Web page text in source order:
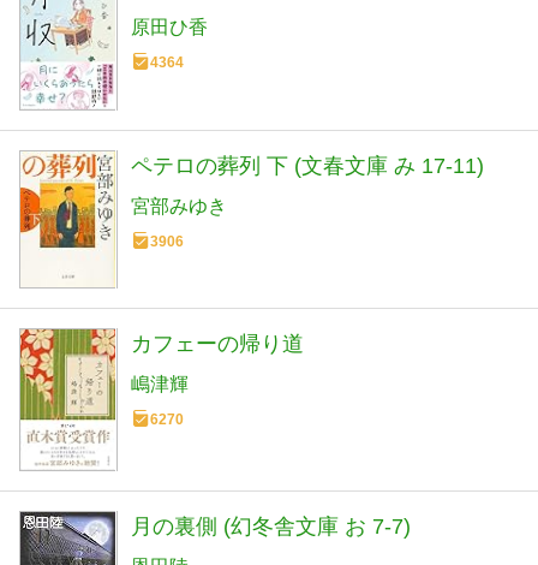
原田ひ香
4364
ペテロの葬列 下 (文春文庫 み 17-11)
宮部みゆき
3906
カフェーの帰り道
嶋津輝
6270
月の裏側 (幻冬舎文庫 お 7-7)